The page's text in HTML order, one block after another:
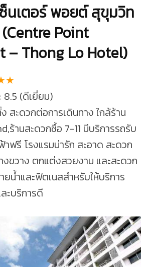
ซ็นเตอร์ พอยต์ สุขุมวิท
Point
– Thong Lo Hotel)
(ดีเยี่ยม)
สะดวกต่อการเดินทาง ใกล้ร้าน
ร้านสะดวกซื้อ 7-11 มีบริการรถรับ
ฟรี โรงแรมน่ารัก สะอาด สะดวก
ขวาง ตกแต่งสวยงาม และสะดวก
ยน้ำและฟิตเนสสำหรับให้บริการ
ะบริการดี